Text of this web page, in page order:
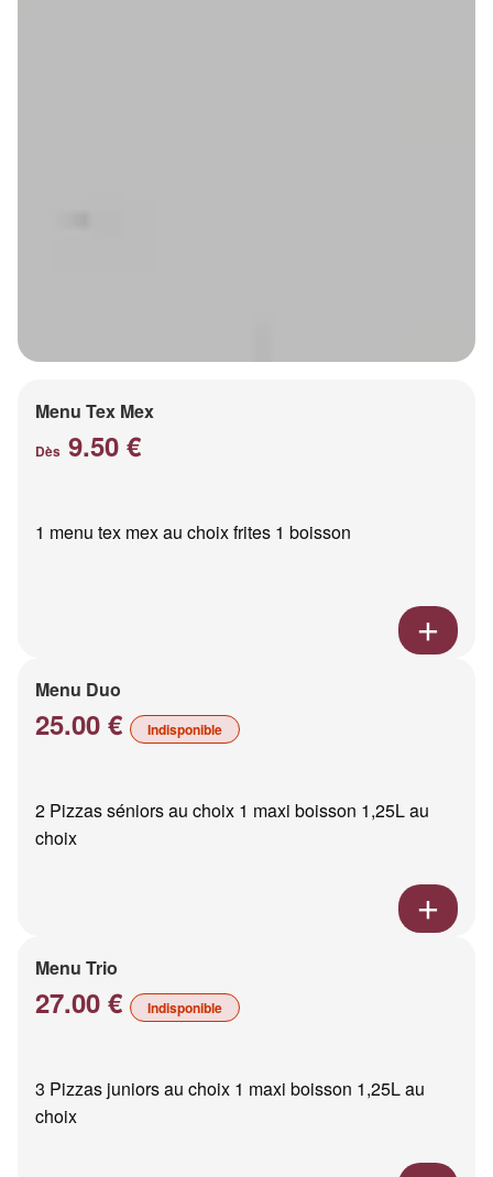
Menu Tex Mex
Dès 9.50 €
1 menu tex mex au choix frites 1 boisson
Menu Duo
25.00 € Indisponible
2 Pizzas séniors au choix 1 maxi boisson 1,25L au
choix
Menu Trio
27.00 € Indisponible
3 Pizzas juniors au choix 1 maxi boisson 1,25L au
choix